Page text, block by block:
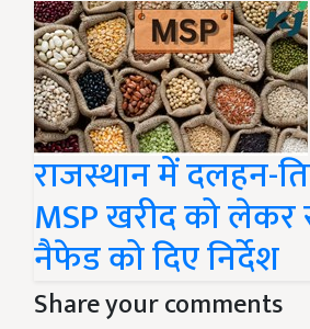
राजस्थान में दलहन-
MSP खरीद को लेकर
नैफेड को दिए निर्देश
Share your comments